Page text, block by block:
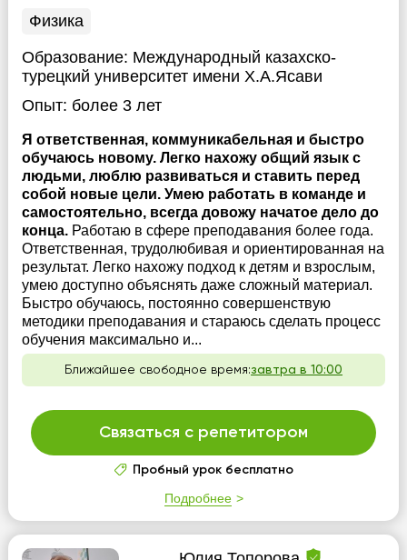
Физика
Образование: Международный казахско-
турецкий университет имени Х.А.Ясави
Опыт: более 3 лет
Я ответственная, коммуникабельная и быстро
обучаюсь новому. Легко нахожу общий язык с
людьми, люблю развиваться и ставить перед
собой новые цели. Умею работать в команде и
самостоятельно, всегда довожу начатое дело до
конца. Работаю в сфере преподавания более года.
Ответственная, трудолюбивая и ориентированная на
результат. Легко нахожу подход к детям и взрослым,
умею доступно объяснять даже сложный материал.
Быстро обучаюсь, постоянно совершенствую
методики преподавания и стараюсь сделать процесс
обучения максимально и...
Ближайшее свободное время:завтра в 10:00
Связаться с репетитором
Пробный урок бесплатно
Подробнее